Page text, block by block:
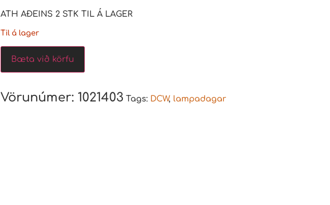
ATH AÐEINS 2 STK TIL Á LAGER
Til á lager
Bæta við körfu
Vörunúmer: 1021403 Tags: DCW, lampadagar